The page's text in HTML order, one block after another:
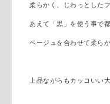
柔らかく、じわっとした
あえて「黒」を使う事で
ベージュを合わせて柔ら
上品ながらもカッコいい